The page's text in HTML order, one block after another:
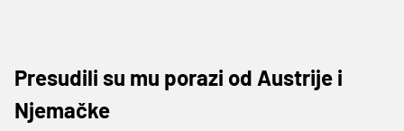
Presudili su mu porazi od Austrije i
Njemačke